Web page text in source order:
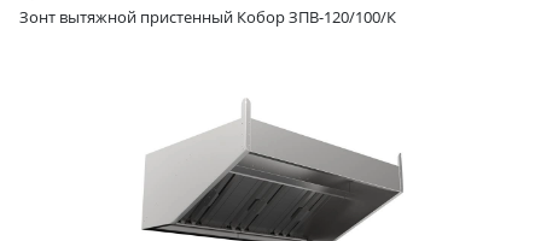
Зонт вытяжной пристенный Кобор ЗПВ-120/100/К